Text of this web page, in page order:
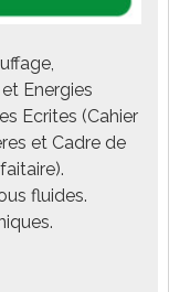
Energies
Ecrites (Cahier
et Cadre de
fluides.